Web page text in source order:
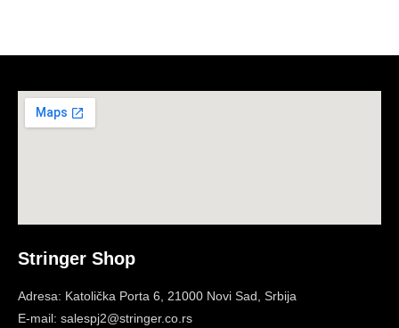
Stringer Shop
Adresa: Katolička Porta 6, 21000 Novi Sad, Srbija
E-mail: salespj2@stringer.co.rs